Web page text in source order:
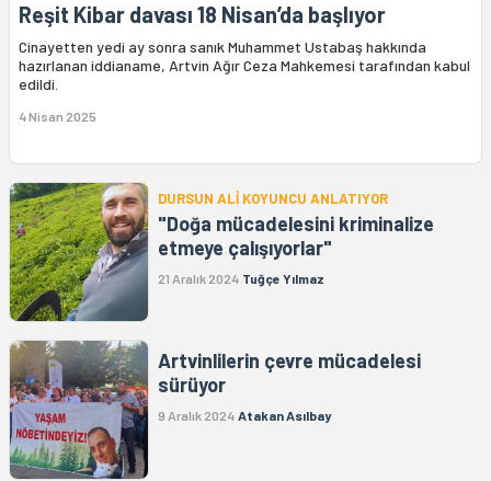
Reşit Kibar davası 18 Nisan’da başlıyor
Cinayetten yedi ay sonra sanık Muhammet Ustabaş hakkında
hazırlanan iddianame, Artvin Ağır Ceza Mahkemesi tarafından kabul
edildi.
4 Nisan 2025
DURSUN ALİ KOYUNCU ANLATIYOR
"Doğa mücadelesini kriminalize
etmeye çalışıyorlar"
21 Aralık 2024 Tuğçe Yılmaz
Artvinlilerin çevre mücadelesi
sürüyor
9 Aralık 2024 Atakan Asılbay